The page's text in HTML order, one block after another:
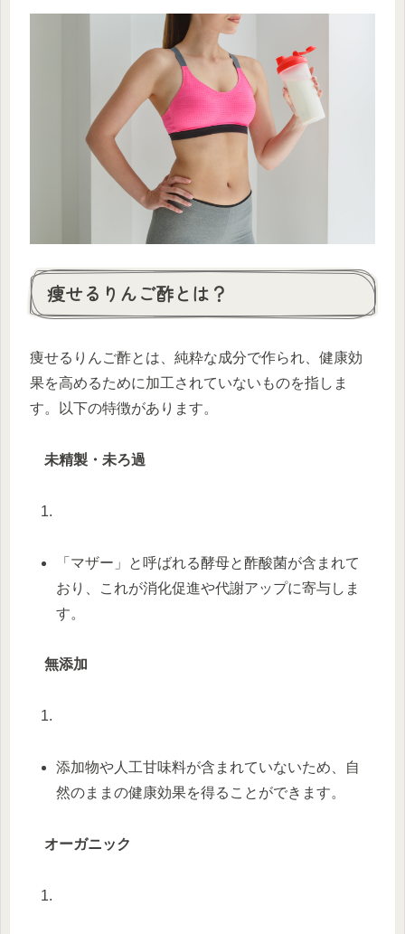
痩せるりんご酢とは？
痩せるりんご酢とは、純粋な成分で作られ、健康効
果を高めるために加工されていないものを指しま
す。以下の特徴があります。
未精製・未ろ過
「マザー」と呼ばれる酵母と酢酸菌が含まれて
おり、これが消化促進や代謝アップに寄与しま
す。
無添加
添加物や人工甘味料が含まれていないため、自
然のままの健康効果を得ることができます。
オーガニック